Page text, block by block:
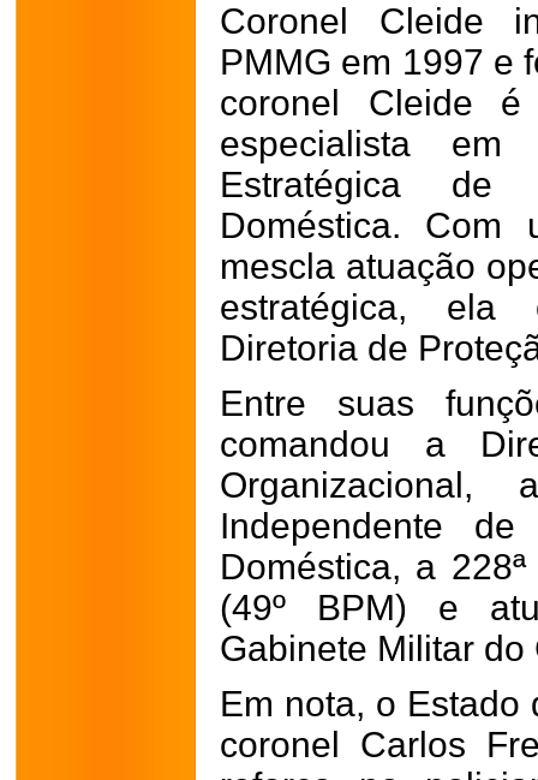
Coronel Cleide
PMMG em 1997 e
coronel Cleide
especialista em
Estratégica de
Doméstica. Com
mescla atuação
estratégica, ela
Diretoria de
Entre suas
comandou a
Independente
Doméstica, a
(49º BPM) e
Gabinete Militar do
Em nota, o Estado
coronel Carlos